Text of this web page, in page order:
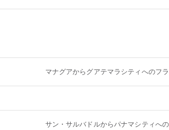
マナグアからグアテマラシティへのフ
サン・サルバドルからパナマシティへ